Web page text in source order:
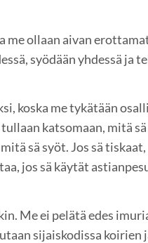
me ollaan aivan
syödään yhdessä ja
koska me tykätään
katsomaan, mitä
sä syöt. Jos sä
jos sä käytät
Me ei pelätä edes
sijaiskodissa koirien